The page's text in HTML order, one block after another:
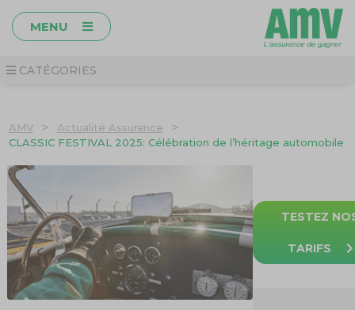
MENU
CATÉGORIES
AMV > Actualité Assurance >
CLASSIC FESTIVAL 2025: Célébration de l’héritage automobile
TESTEZ
TARIFS